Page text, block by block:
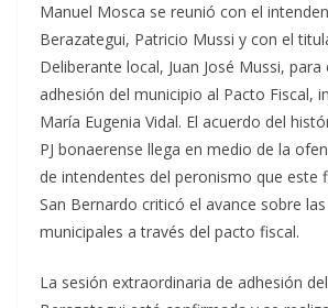
Manuel Mosca se reunió con el
Berazategui, Patricio Mussi y con el
Deliberante local, Juan José Mussi,
adhesión del municipio al Pacto Fiscal,
María Eugenia Vidal. El acuerdo del
PJ bonaerense llega en medio de la
de intendentes del peronismo que este
San Bernardo criticó el avance sobre
municipales a través del pacto fiscal.
La sesión extraordinaria de adhesión